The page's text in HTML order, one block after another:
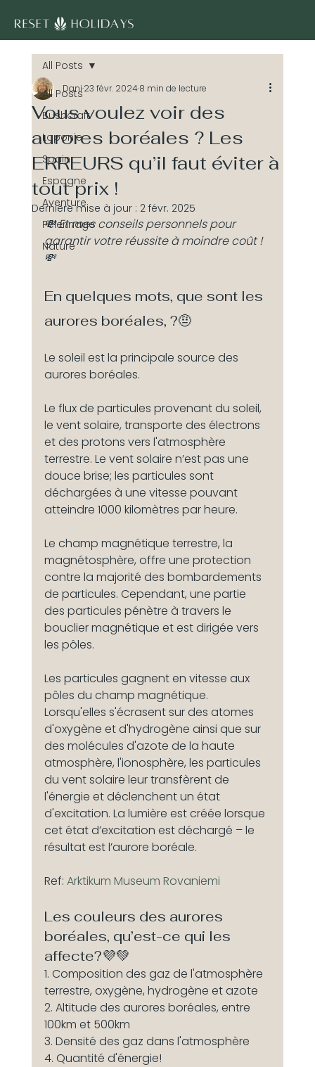
All Posts
Bushcraft
Laponie
Spain
Espagne
Aventure
Pélerinage
Nature
All Posts
Vous voulez voir des
aurores boréales ? Les
ERREURS qu’il faut éviter à
tout prix !
Dani23 févr. 20248 min de lecture
Dernière mise à jour : 2 févr. 2025
💸 Et mes conseils personnels pour
garantir votre réussite à moindre coût !
💸
En quelques mots, que sont les
aurores boréales, ?🤨
Le soleil est la principale source des
aurores boréales.
Le flux de particules provenant du soleil,
le vent solaire, transporte des électrons
et des protons vers l'atmosphère
terrestre. Le vent solaire n’est pas une
douce brise; les particules sont
déchargées à une vitesse pouvant
atteindre 1000 kilomètres par heure.
Le champ magnétique terrestre, la
magnétosphère, offre une protection
contre la majorité des bombardements
de particules. Cependant, une partie
des particules pénètre à travers le
bouclier magnétique et est dirigée vers
les pôles.
Les particules gagnent en vitesse aux
pôles du champ magnétique.
Lorsqu'elles s'écrasent sur des atomes
d'oxygène et d'hydrogène ainsi que sur
des molécules d'azote de la haute
atmosphère, l'ionosphère, les particules
du vent solaire leur transfèrent de
l'énergie et déclenchent un état
d'excitation. La lumière est créée lorsque
cet état d’excitation est déchargé – le
résultat est l’aurore boréale.
Ref: Arktikum Museum Rovaniemi
Les couleurs des aurores
boréales, qu’est-ce qui les
affecte?💜💚
1. Composition des gaz de l'atmosphère
terrestre, oxygène, hydrogène et azote
2. Altitude des aurores boréales, entre
100km et 500km
3. Densité des gaz dans l'atmosphère
4. Quantité d'énergie!